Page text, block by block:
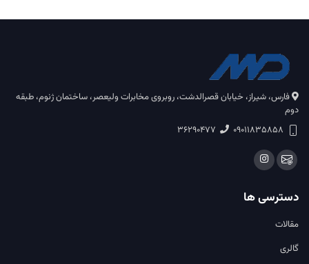
فارس، شیراز، خیابان قصرالدشت، روبروی مخابرات ولیعصر، ساختمان ژنوم، طبقه
دوم
دسترسی ها
مقالات
گالری